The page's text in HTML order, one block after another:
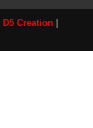
D5 Creation